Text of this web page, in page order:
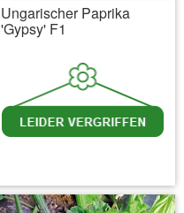
Ungarischer Paprika
'Gypsy' F1